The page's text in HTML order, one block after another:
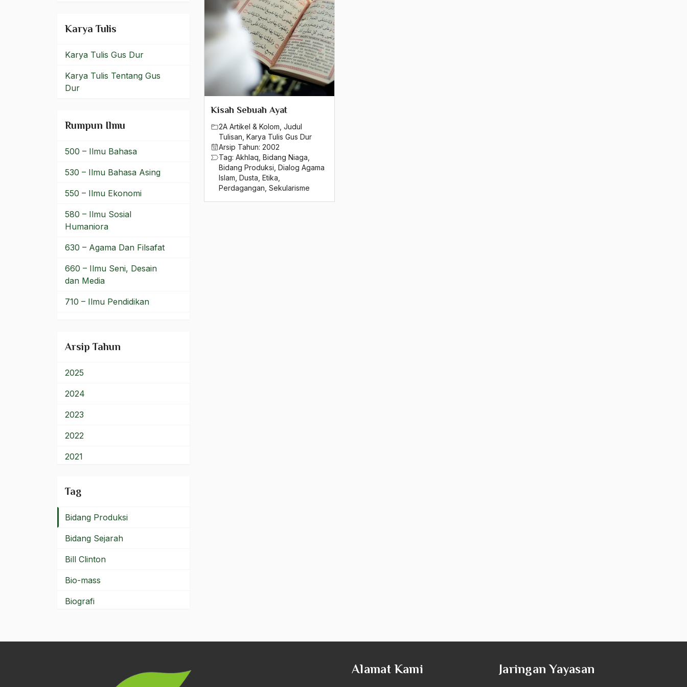
Kisah Sebuah Ayat
2A Artikel & Kolom Judul
Tulisan Karya Tulis Gus Dur
Arsip Tahun: 2002
Tag: Akhlaq Bidang Niaga
Bidang Produksi Dialog Agama
Islam Dusta Etika
Perdagangan Sekularisme
Karya Tulis
Karya Tulis Gus Dur
Karya Tulis Tentang Gus
Dur
Rumpun Ilmu
500 – Ilmu Bahasa
530 – Ilmu Bahasa Asing
550 – Ilmu Ekonomi
580 – Ilmu Sosial
Humaniora
630 – Agama Dan Filsafat
660 – Ilmu Seni, Desain
dan Media
710 – Ilmu Pendidikan
Arsip Tahun
2025
2024
2023
2022
2021
2019
2018
2017
2016
2015
2014
Tag
Belgia
Ben Anderson
Benazir Bhutto
benny moerdani
bersabar
Bersyukur
Betawi
BHairawa
Bhairawan
Bhineka Tunggal Ika
Bhinneka Tunggal Ika
biaya
Bid'ah Phoby
Bidan NU
Bidang Budaya dan Sastra
Bidang Niaga
Bidang Produksi
Bidang Sejarah
Bill Clinton
Bio-mass
Biografi
birokrasi
Birokrasi Pemerintah
Alamat Kami Jaringan Yayasan